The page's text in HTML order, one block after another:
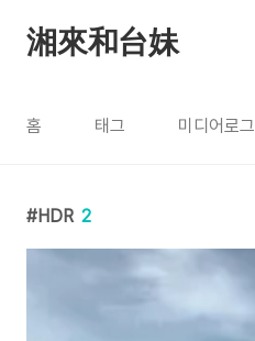
湘來和台妹
홈 태그 미디어로그
HDR 2